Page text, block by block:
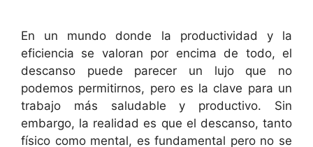
En un mundo donde la productividad y la
eficiencia se valoran por encima de todo, el
descanso puede parecer un lujo que no
podemos permitirnos, pero es la clave para un
trabajo más saludable y productivo. Sin
embargo, la realidad es que el descanso, tanto
físico como mental, es fundamental pero no se